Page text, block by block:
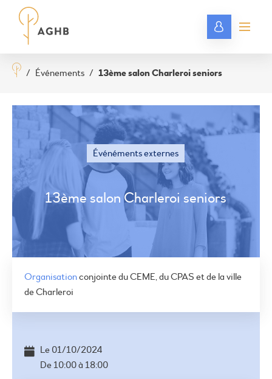
/ Événements / 13ème salon Charleroi seniors
Événéments externes
13ème salon Charleroi seniors
Organisationconjointe du CEME, du CPAS et de la ville
de Charleroi
©
Le 01/10/2024
De 10:00à 18:00